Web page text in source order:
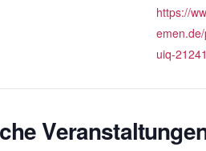
https://
uiq-21241